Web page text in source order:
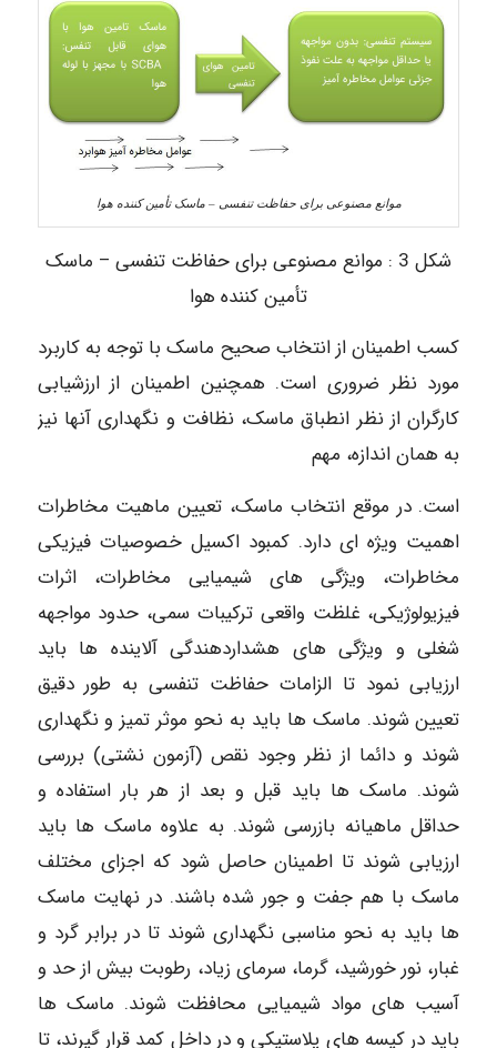
موانع مصنوعی برای حفاظت تنفسی – ماسک تأمین کننده هوا
شکل 3 : موانع مصنوعی برای حفاظت تنفسی – ماسک
تأمین کننده هوا
کسب اطمینان از انتخاب صحیح ماسک با توجه به کاربرد
مورد نظر ضروری است. همچنین اطمینان از ارزشیابی
کارگران از نظر انطباق ماسک، نظافت و نگهداری آنها نیز
به همان اندازه، مهم
است. در موقع انتخاب ماسک، تعیین ماهیت مخاطرات
اهمیت ویژه ای دارد. کمبود اکسیل خصوصیات فیزیکی
مخاطرات، ویژگی های شیمیایی مخاطرات، اثرات
فیزیولوژیکی، غلظت واقعی ترکیبات سمی، حدود مواجهه
شغلی و ویژگی های هشداردهندگی آلاینده ها باید
ارزیابی نمود تا الزامات حفاظت تنفسی به طور دقیق
تعیین شوند. ماسک ها باید به نحو موثر تمیز و نگهداری
شوند و دائما از نظر وجود نقص (آزمون نشتی) بررسی
شوند. ماسک ها باید قبل و بعد از هر بار استفاده و
حداقل ماهیانه بازرسی شوند. به علاوه ماسک ها باید
ارزیابی شوند تا اطمینان حاصل شود که اجزای مختلف
ماسک با هم جفت و جور شده باشند. در نهایت ماسک
ها باید به نحو مناسبی نگهداری شوند تا در برابر گرد و
غبار، نور خورشید، گرما، سرمای زیاد، رطوبت بیش از حد و
آسیب های مواد شیمیایی محافظت شوند. ماسک ها
باید در کیسه های پلاستیکی و در داخل کمد قرار گیرند، تا